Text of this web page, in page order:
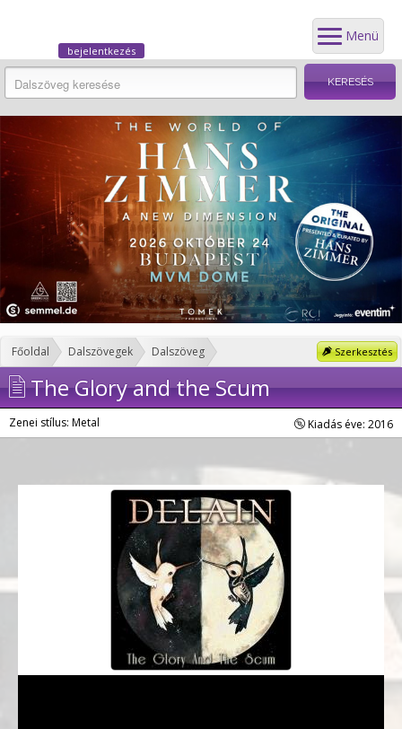
Menü
bejelentkezés
Szerkesztés
Főoldal Dalszövegek Dalszöveg
The Glory and the Scum
Zenei stílus: Metal Kiadás éve: 2016